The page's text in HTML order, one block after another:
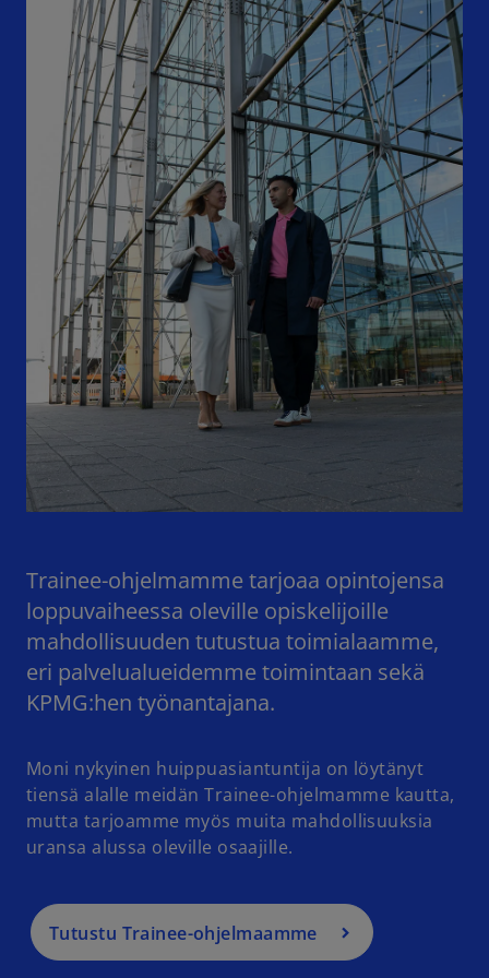
Trainee-ohjelmamme tarjoaa opintojensa
loppuvaiheessa oleville opiskelijoille
mahdollisuuden tutustua toimialaamme,
eri palvelualueidemme toimintaan sekä
KPMG:hen työnantajana.
Moni nykyinen huippuasiantuntija on löytänyt
tiensä alalle meidän Trainee-ohjelmamme kautta,
mutta tarjoamme myös muita mahdollisuuksia
uransa alussa oleville osaajille.
Tutustu Trainee-ohjelmaamme